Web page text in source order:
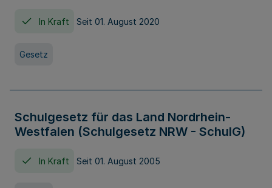
In Kraft Seit 01. August 2020
Gesetz
Schulgesetz für das Land Nordrhein-
Westfalen (Schulgesetz NRW - SchulG)
In Kraft Seit 01. August 2005